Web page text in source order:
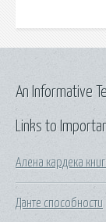
Links to
Алена кардека
Данте способности
An Informative